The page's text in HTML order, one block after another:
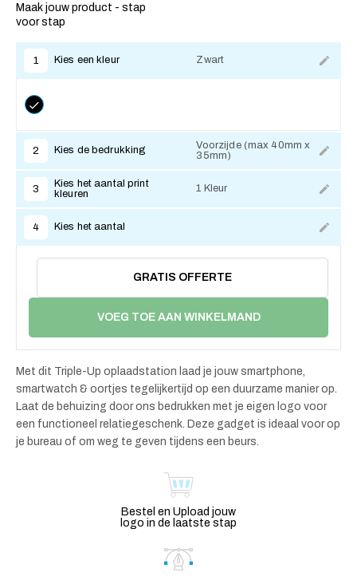
Maak jouw product - stap
voor stap
1 Kies een kleur Zwart
2 Kies de bedrukking
Voorzijde (max 40mm x
35mm)
3
Kies het aantal print
kleuren
1 Kleur
4 Kies het aantal
GRATIS OFFERTE
VOEG TOE AAN WINKELMAND
Met dit Triple-Up oplaadstation laad je jouw smartphone,
smartwatch & oortjes tegelijkertijd op een duurzame manier op.
Laat de behuizing door ons bedrukken met je eigen logo voor
een functioneel relatiegeschenk. Deze gadget is ideaal voor op
je bureau of om weg te geven tijdens een beurs.
Bestel en Upload jouw
logo in de laatste stap